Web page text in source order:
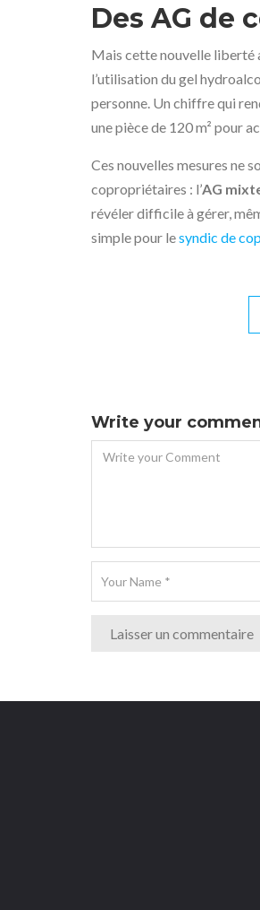
Des AG de
Mais cette nouvelle liberté
l’utilisation du gel
personne. Un chiffre qui
une pièce de 120 m² pour
Ces nouvelles mesures ne
copropriétaires : l’AG
révéler difficile à gérer,
simple pour lesyndic de
Write your